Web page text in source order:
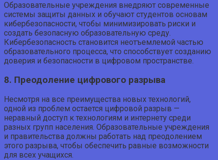
Образовательные учреждения внедряют современные
системы защиты данных и обучают студентов основам
кибербезопасности, чтобы минимизировать риски и
создать безопасную образовательную среду.
Кибербезопасность становится неотъемлемой частью
образовательного процесса, что способствует созданию
доверия и безопасности в цифровом пространстве.
8. Преодоление цифрового разрыва
Несмотря на все преимущества новых технологий,
одной из проблем остается цифровой разрыв —
неравный доступ к технологиям и интернету среди
разных групп населения. Образовательные учреждения
и правительства должны работать над преодолением
этого разрыва, чтобы обеспечить равные возможности
для всех учащихся.